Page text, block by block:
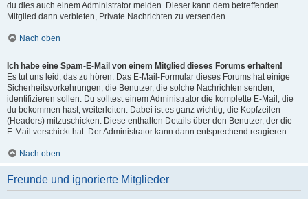
du dies auch einem Administrator melden. Dieser kann dem betreffenden
Mitglied dann verbieten, Private Nachrichten zu versenden.
Nach oben
Ich habe eine Spam-E-Mail von einem Mitglied dieses Forums erhalten!
Es tut uns leid, das zu hören. Das E-Mail-Formular dieses Forums hat einige
Sicherheitsvorkehrungen, die Benutzer, die solche Nachrichten senden,
identifizieren sollen. Du solltest einem Administrator die komplette E-Mail, die
du bekommen hast, weiterleiten. Dabei ist es ganz wichtig, die Kopfzeilen
(Headers) mitzuschicken. Diese enthalten Details über den Benutzer, der die
E-Mail verschickt hat. Der Administrator kann dann entsprechend reagieren.
Nach oben
Freunde und ignorierte Mitglieder